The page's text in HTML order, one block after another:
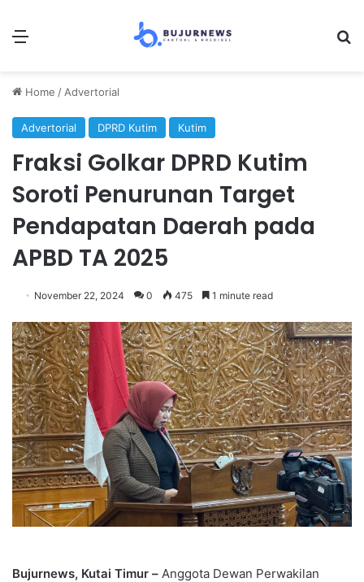
Menu
Home / Advertorial
Advertorial DPRD Kutim Kutim
Fraksi Golkar DPRD Kutim
Soroti Penurunan Target
Pendapatan Daerah pada
APBD TA 2025
November 22, 2024 0 475 1 minute read
Bujurnews, Kutai Timur – Anggota Dewan Perwakilan